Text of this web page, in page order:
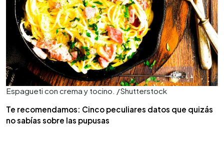
Espagueti con crema y tocino. /Shutterstock
Te recomendamos: Cinco peculiares datos que quizás
no sabías sobre las pupusas